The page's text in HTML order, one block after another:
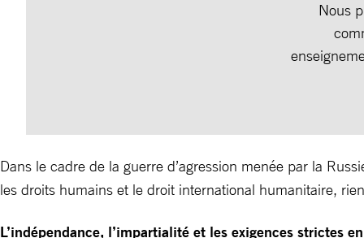
Nous
Dans le cadre de la guerre d’agression menée par la
les droits humains et le droit international humanitaire,
L’indépendance, l’impartialité et les exigences strictes